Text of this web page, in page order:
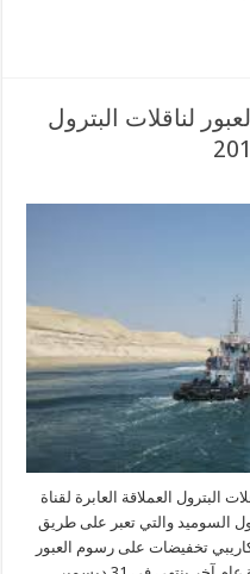
لناقلات البترول
البترول العملاقة العابرة لقناة
السوميد والتي تعبر على طريق
تخفيضات على رسوم العبور